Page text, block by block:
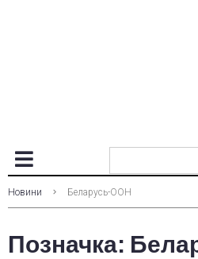
Новини Беларусь-ООН
Позначка: